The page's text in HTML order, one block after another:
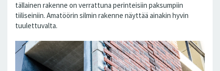
tällainen rakenne on verrattuna perinteisiin paksumpiin
tiiliseiniin. Amatöörin silmin rakenne näyttää ainakin hyvin
tuulettuvalta.